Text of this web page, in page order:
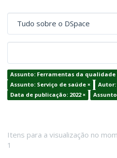
Assunto: Ferramentas da qualidade
Assunto: Serviço de saúde ×
Autor:
Data de publicação: 2022 ×
Itens para a visualização no
1